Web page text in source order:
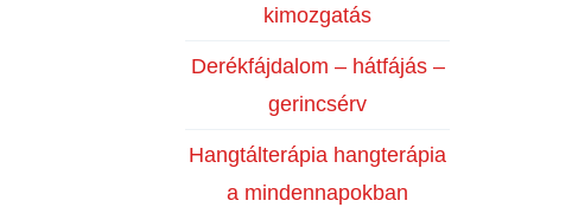
kimozgatás
Derékfájdalom – hátfájás –
gerincsérv
Hangtálterápia hangterápia
a mindennapokban